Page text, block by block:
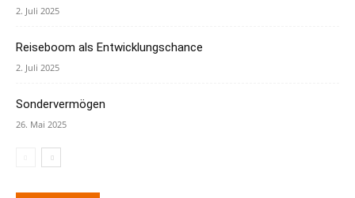
2. Juli 2025
Reiseboom als Entwicklungschance
2. Juli 2025
Sondervermögen
26. Mai 2025